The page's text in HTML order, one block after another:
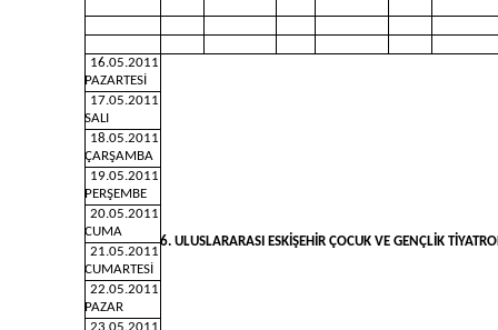
16.05.2011
6. ULUSLARARASI ESKİŞEHİR ÇOCUK VE GENÇLİK
PAZARTESİ
17.05.2011
SALI
18.05.2011
ÇARŞAMBA
19.05.2011
PERŞEMBE
20.05.2011
CUMA
21.05.2011
CUMARTESİ
22.05.2011
PAZAR